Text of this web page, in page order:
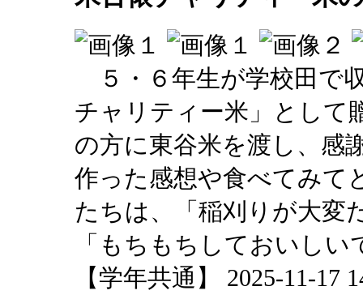
５・６年生が学校田で
チャリティー米」として
の方に東谷米を渡し、感
作った感想や食べてみて
たちは、「稲刈りが大変
「もちもちしておいし
【学年共通】 2025-11-17